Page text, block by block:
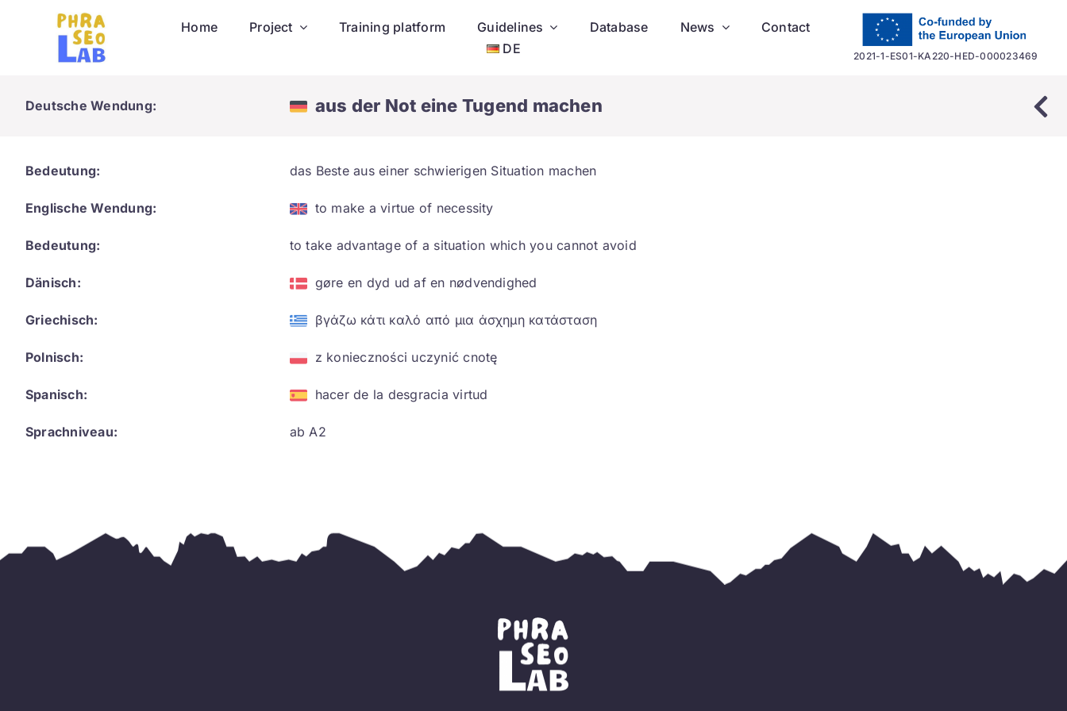
Home Project Training platform Guidelines Database News
Contact
DE
2021-1-ES01-KA220-HED-000023469
Deutsche Wendung: aus der Not eine Tugend machen
Bedeutung: das Beste aus einer schwierigen Situation machen
Englische Wendung: to make a virtue of necessity
Bedeutung: to take advantage of a situation which you cannot avoid
Dänisch: gøre en dyd ud af en nødvendighed
Griechisch: βγάζω κάτι καλό από μια άσχημη κατάσταση
Polnisch: z konieczności uczynić cnotę
Spanisch: hacer de la desgracia virtud
Sprachniveau: ab A2